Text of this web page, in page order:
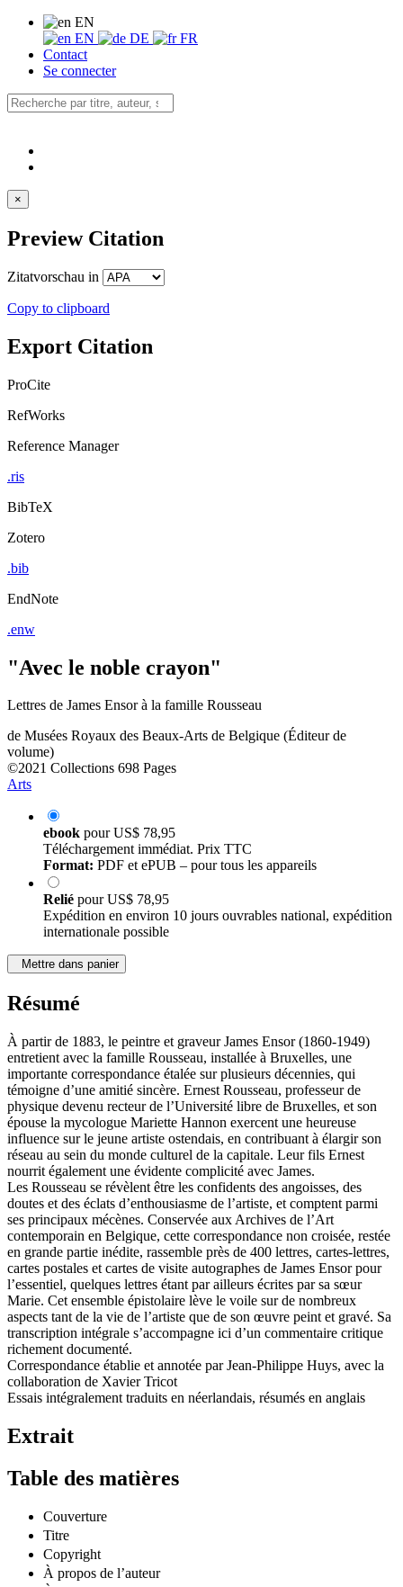
EN
EN
DE
FR
Contact
Se connecter
×
Preview Citation
Zitatvorschau in
Copy to clipboard
Export Citation
ProCite
RefWorks
Reference Manager
.ris
BibTeX
Zotero
.bib
EndNote
.enw
"Avec le noble crayon"
Lettres de James Ensor à la famille Rousseau
de Musées Royaux des Beaux-Arts de Belgique (Éditeur de
volume)
©2021 Collections 698 Pages
Arts
ebook pourUS$ 78,95
Téléchargement immédiat. Prix TTC
Format: PDF et ePUB – pour tous les appareils
Relié pourUS$ 78,95
Expédition en environ 10 jours ouvrables national, expédition
internationale possible
Mettre dans panier
Résumé
À partir de 1883, le peintre et graveur James Ensor (1860-1949)
entretient avec la famille Rousseau, installée à Bruxelles, une
importante correspondance étalée sur plusieurs décennies, qui
témoigne d’une amitié sincère. Ernest Rousseau, professeur de
physique devenu recteur de l’Université libre de Bruxelles, et son
épouse la mycologue Mariette Hannon exercent une heureuse
influence sur le jeune artiste ostendais, en contribuant à élargir son
réseau au sein du monde culturel de la capitale. Leur fils Ernest
nourrit également une évidente complicité avec James.
Les Rousseau se révèlent être les confidents des angoisses, des
doutes et des éclats d’enthousiasme de l’artiste, et comptent parmi
ses principaux mécènes. Conservée aux Archives de l’Art
contemporain en Belgique, cette correspondance non croisée, restée
en grande partie inédite, rassemble près de 400 lettres, cartes-lettres,
cartes postales et cartes de visite autographes de James Ensor pour
l’essentiel, quelques lettres étant par ailleurs écrites par sa sœur
Marie. Cet ensemble épistolaire lève le voile sur de nombreux
aspects tant de la vie de l’artiste que de son œuvre peint et gravé. Sa
transcription intégrale s’accompagne ici d’un commentaire critique
richement documenté.
Correspondance établie et annotée par Jean-Philippe Huys, avec la
collaboration de Xavier Tricot
Essais intégralement traduits en néerlandais, résumés en anglais
Extrait
Table des matières
Couverture
Titre
Copyright
À propos de l’auteur